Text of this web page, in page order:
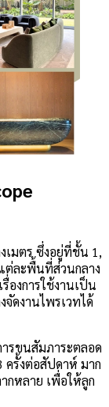
เมตร ซึ่งอยู่ที่ชั้น 1,
ต่ละพื้นที่ส่วนกลาง
องการใช้งานเป็น
ดงานไพรเวทได้
รขนสัมภาระตลอด
ครั้งต่อสัปดาห์ มาก
กหลาย เพื่อให้ลูก